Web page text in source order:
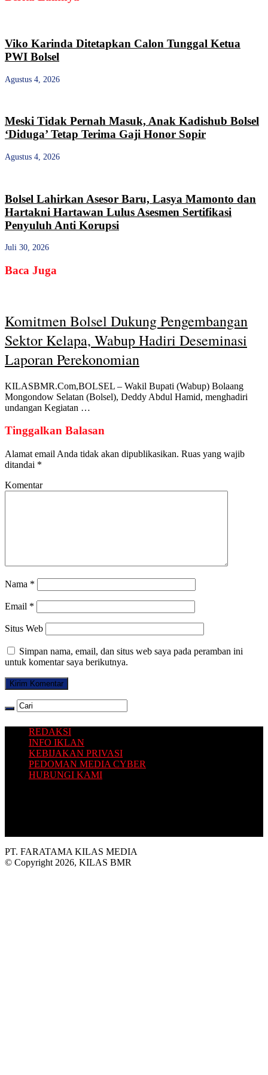
Viko Karinda Ditetapkan Calon Tunggal Ketua
PWI Bolsel
Agustus 4, 2026
Meski Tidak Pernah Masuk, Anak Kadishub Bolsel
‘Diduga’ Tetap Terima Gaji Honor Sopir
Agustus 4, 2026
Bolsel Lahirkan Asesor Baru, Lasya Mamonto dan
Hartakni Hartawan Lulus Asesmen Sertifikasi
Penyuluh Anti Korupsi
Juli 30, 2026
Baca Juga
Komitmen Bolsel Dukung Pengembangan
Sektor Kelapa, Wabup Hadiri Deseminasi
Laporan Perekonomian
KILASBMR.Com,BOLSEL – Wakil Bupati (Wabup) Bolaang
Mongondow Selatan (Bolsel), Deddy Abdul Hamid, menghadiri
undangan Kegiatan …
Tinggalkan Balasan
Alamat email Anda tidak akan dipublikasikan. Ruas yang wajib
ditandai *
Komentar
Nama *
Email *
Situs Web
Simpan nama, email, dan situs web saya pada peramban ini
untuk komentar saya berikutnya.
REDAKSI
INFO IKLAN
KEBIJAKAN PRIVASI
PEDOMAN MEDIA CYBER
HUBUNGI KAMI
PT. FARATAMA KILAS MEDIA
© Copyright 2026, KILAS BMR